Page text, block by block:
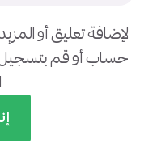
لإضافة تعليق أو
حساب أو قم بتسجيل